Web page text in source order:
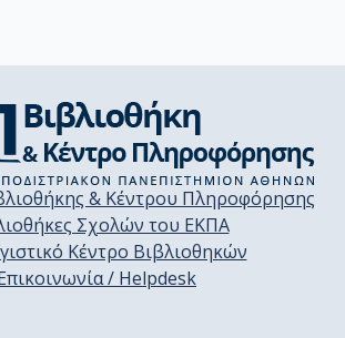
& Κέντρου Πληροφόρησης
Σχολών του ΕΚΠΑ
Κέντρο Βιβλιοθηκών
/ Helpdesk